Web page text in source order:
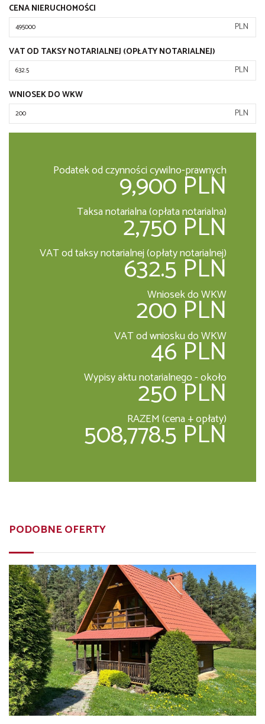
CENA NIERUCHOMOŚCI
PLN
VAT OD TAKSY NOTARIALNEJ (OPŁATY NOTARIALNEJ)
PLN
WNIOSEK DO WKW
PLN
Podatek od czynności cywilno-prawnych
9,900 PLN
Taksa notarialna (opłata notarialna)
2,750 PLN
VAT od taksy notarialnej (opłaty notarialnej)
632.5 PLN
Wniosek do WKW
200 PLN
VAT od wniosku do WKW
46 PLN
Wypisy aktu notarialnego - około
250 PLN
RAZEM (cena + opłaty)
508,778.5 PLN
PODOBNE OFERTY